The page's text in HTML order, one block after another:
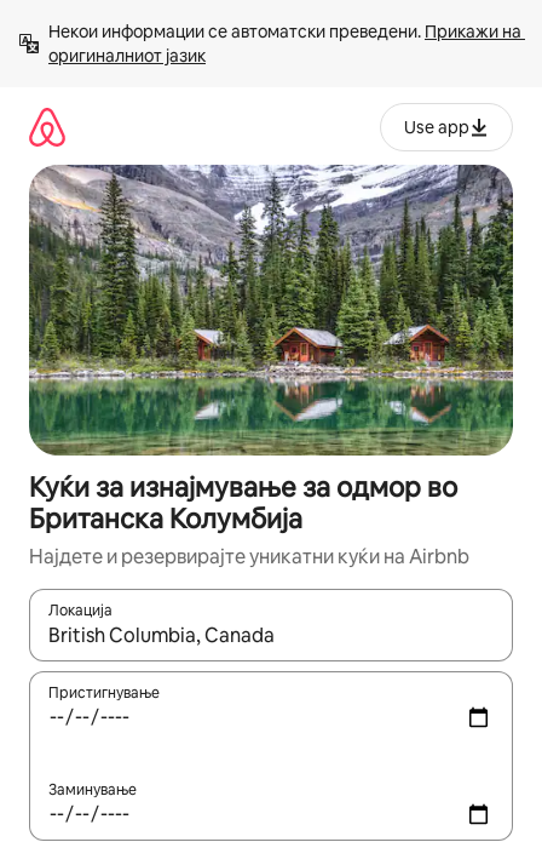
содржина
Некои информации се автоматски преведени. Прикажи на
оригиналниот јазик
Use app
Куќи за изнајмување за одмор во
Британска Колумбија
Најдете и резервирајте уникатни куќи на Airbnb
Локација
Кога резултатите се достапни, движете се со копчињата
Пристигнување
Заминување